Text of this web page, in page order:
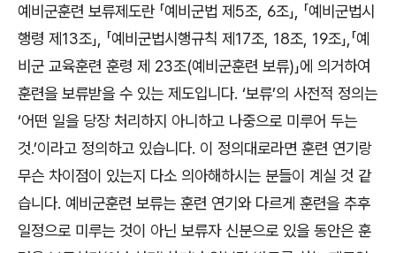
예비군훈련 보류제도란 「예비군법 제 5조 , 6조」 「예비군법시
행령 제 13조」 「예비군법시행규칙 제 17조 , 18조 , 19조」 「예
비군 교육훈련 훈령 제 23조(예비군훈련 보류)」에 의거하여
훈련을 보류받을 수 있는 제도입니다. ‘보류’의 사전적 정의는
‘어떤 일을 당장 처리하지 아니하고 나중으로 미루어 두는
것.’이라고 정의하고 있습니다. 이 정의대로라면 훈련 연기랑
무슨 차이점이 있는지 다소 의아해하시는 분들이 계실 것 같
습니다. 예비군훈련 보류는 훈련 연기와 다르게 훈련을 추후
일정으로 미루는 것이 아닌 보류자 신분으로 있을 동안은 훈